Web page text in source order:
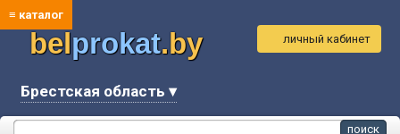
≡ каталог
belprokat.by
Брестская область ▾
личный кабинет